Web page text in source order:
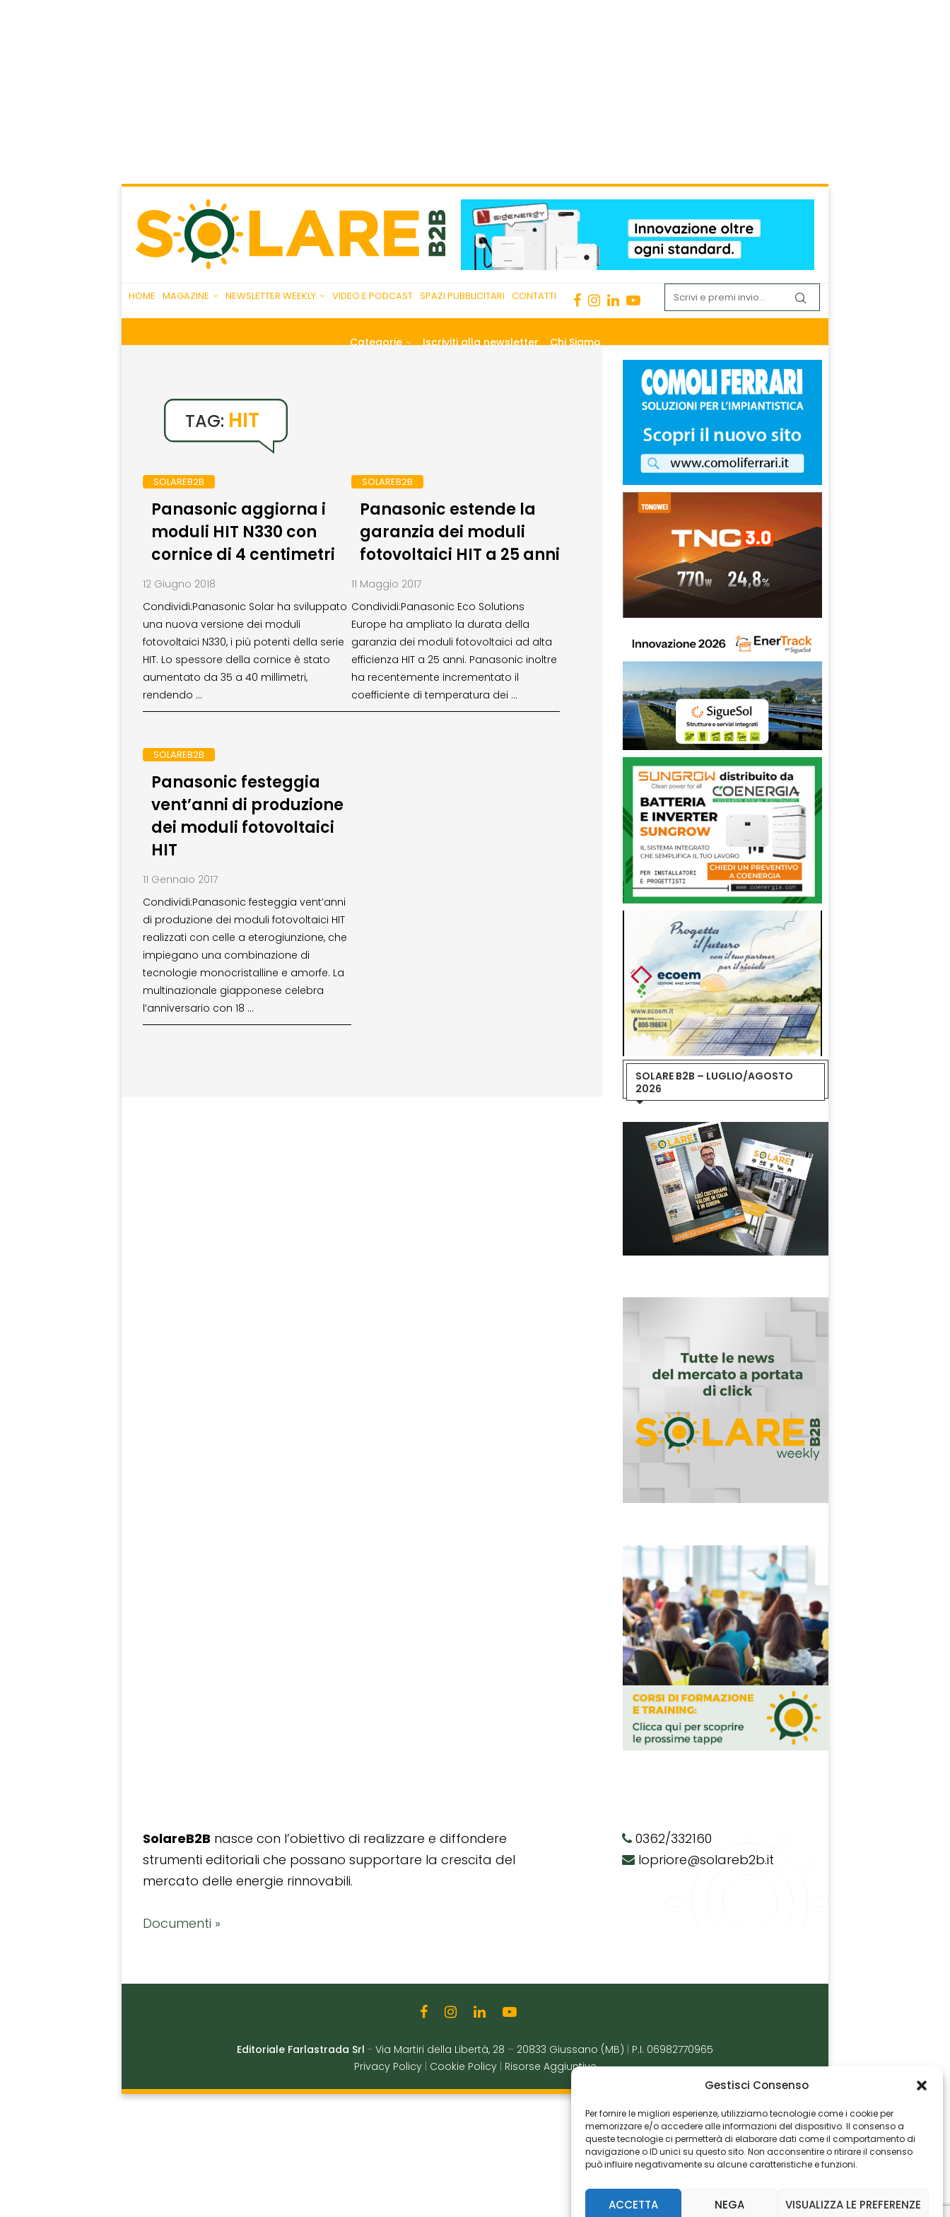
Gestisci Consenso
Per fornire le migliori esperienze, utilizziamo tecnologie come i cookie per
memorizzare e/o accedere alle informazioni del dispositivo. Il consenso a
queste tecnologie ci permetterà di elaborare dati come il comportamento di
navigazione o ID unici su questo sito. Non acconsentire o ritirare il consenso
può influire negativamente su alcune caratteristiche e funzioni.
ACCETTA NEGA VISUALIZZA LE PREFERENZE
HOME MAGAZINE NEWSLETTER WEEKLY VIDEO E PODCAST SPAZI PUBBLICITARI CONTATTI
Categorie Iscriviti alla newsletter Chi Siamo
TAG: HIT
SOLAREB2B
Panasonic aggiorna i
moduli HIT N330 con
cornice di 4 centimetri
12 Giugno 2018
Condividi:Panasonic Solar ha sviluppato
una nuova versione dei moduli
fotovoltaici N330, i più potenti della serie
HIT. Lo spessore della cornice è stato
aumentato da 35 a 40 millimetri,
rendendo …
SOLAREB2B
Panasonic estende la
garanzia dei moduli
fotovoltaici HIT a 25 anni
11 Maggio 2017
Condividi:Panasonic Eco Solutions
Europe ha ampliato la durata della
garanzia dei moduli fotovoltaici ad alta
efficienza HIT a 25 anni. Panasonic inoltre
ha recentemente incrementato il
coefficiente di temperatura dei …
SOLAREB2B
Panasonic festeggia
vent’anni di produzione
dei moduli fotovoltaici
HIT
11 Gennaio 2017
Condividi:Panasonic festeggia vent’anni
di produzione dei moduli fotovoltaici HIT
realizzati con celle a eterogiunzione, che
impiegano una combinazione di
tecnologie monocristalline e amorfe. La
multinazionale giapponese celebra
l’anniversario con 18 …
SOLARE B2B – LUGLIO/AGOSTO
2026
SolareB2B nasce con l’obiettivo di realizzare e diffondere
strumenti editoriali che possano supportare la crescita del
mercato delle energie rinnovabili.
Documenti »
0362/332160
lopriore@solareb2b.it
Editoriale Farlastrada Srl - Via Martiri della Libertà, 28 – 20833 Giussano (MB)
P.I. 06982770965
Privacy Policy
Cookie Policy Risorse Aggiuntive